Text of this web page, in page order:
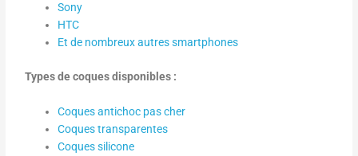
Sony
HTC
Et de nombreux autres smartphones
Types de coques disponibles :
Coques antichoc pas cher
Coques transparentes
Coques silicone